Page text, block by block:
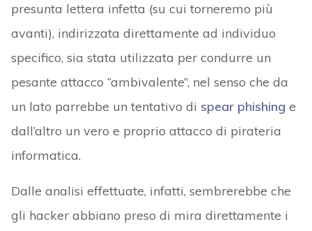
presunta lettera infetta (su cui torneremo più
avanti), indirizzata direttamente ad individuo
specifico, sia stata utilizzata per condurre un
pesante attacco “ambivalente”, nel senso che da
un lato parrebbe un tentativo di spear phishing e
dall’altro un vero e proprio attacco di pirateria
informatica.
Dalle analisi effettuate, infatti, sembrerebbe che
gli hacker abbiano preso di mira direttamente i